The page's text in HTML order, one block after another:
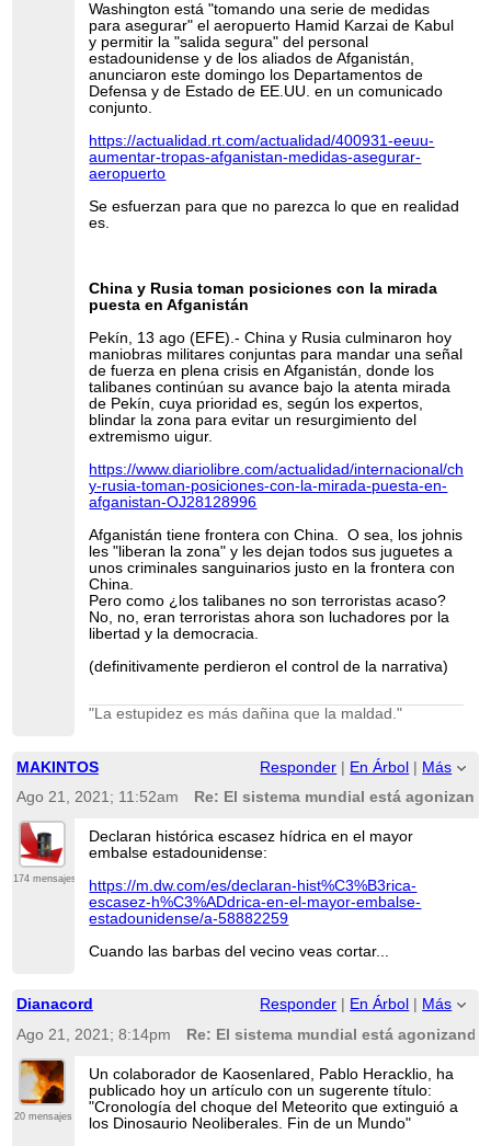
Washington está "tomando una serie de medidas
para asegurar" el aeropuerto Hamid Karzai de Kabul
y permitir la "salida segura" del personal
estadounidense y de los aliados de Afganistán,
anunciaron este domingo los Departamentos de
Defensa y de Estado de EE.UU. en un comunicado
conjunto.
https://actualidad.rt.com/actualidad/400931-eeuu-
aumentar-tropas-afganistan-medidas-asegurar-
aeropuerto
Se esfuerzan para que no parezca lo que en realidad
es.
China y Rusia toman posiciones con la mirada
puesta en Afganistán
Pekín, 13 ago (EFE).- China y Rusia culminaron hoy
maniobras militares conjuntas para mandar una señal
de fuerza en plena crisis en Afganistán, donde los
talibanes continúan su avance bajo la atenta mirada
de Pekín, cuya prioridad es, según los expertos,
blindar la zona para evitar un resurgimiento del
extremismo uigur.
https://www.diariolibre.com/actualidad/internacional/china-
y-rusia-toman-posiciones-con-la-mirada-puesta-en-
afganistan-OJ28128996
Afganistán tiene frontera con China. O sea, los johnis
les "liberan la zona" y les dejan todos sus juguetes a
unos criminales sanguinarios justo en la frontera con
China.
Pero como ¿los talibanes no son terroristas acaso?
No, no, eran terroristas ahora son luchadores por la
libertad y la democracia.
(definitivamente perdieron el control de la narrativa)
"La estupidez es más dañina que la maldad."
MAKINTOS Responder | En Árbol | Más
Ago 21, 2021; 11:52am
Re: El sistema mundial está
174 mensajes
Declaran histórica escasez hídrica en el mayor
embalse estadounidense:
https://m.dw.com/es/declaran-hist%C3%B3rica-
escasez-h%C3%ADdrica-en-el-mayor-embalse-
estadounidense/a-58882259
Cuando las barbas del vecino veas cortar...
Dianacord Responder En Árbol
Más
Ago 21, 2021; 8:14pm
Re: El sistema mundial está
20 mensajes
Un colaborador de Kaosenlared, Pablo Heracklio, ha
publicado hoy un artículo con un sugerente título:
"Cronología del choque del Meteorito que extinguió a
los Dinosaurio Neoliberales. Fin de un Mundo"